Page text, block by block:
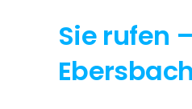
Sie rufen